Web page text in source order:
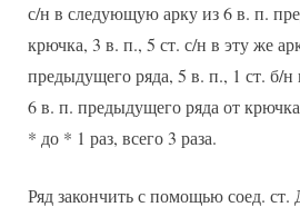
с/н в следующую арку из 6 в. п.
крючка, 3 в. п., 5 ст. с/н в эту же
предыдущего ряда, 5 в. п., 1 ст. б/
6 в. п. предыдущего ряда от
* до * 1 раз, всего 3 раза.
Ряд закончить с помощью соед. ст.